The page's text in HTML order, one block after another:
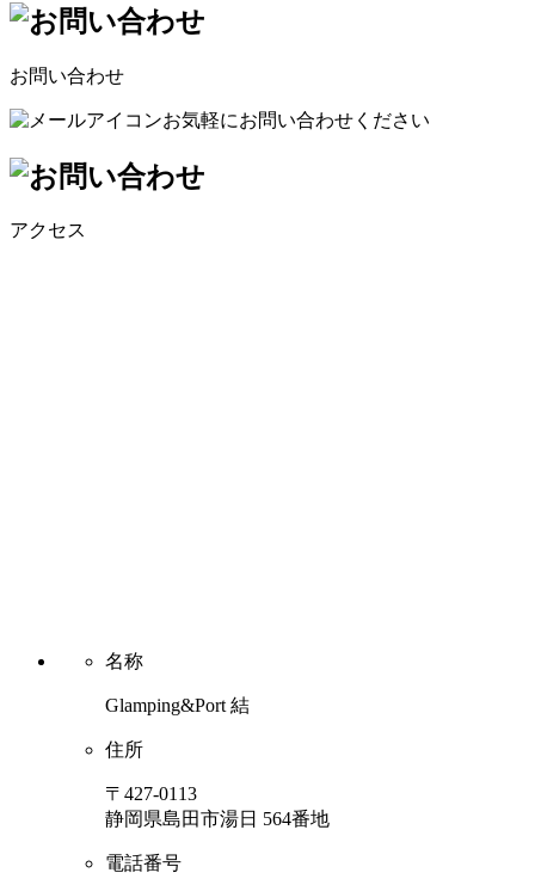
お問い合わせ
お気軽にお問い合わせください
アクセス
名称
Glamping&Port 結
住所
〒427-0113
静岡県島田市湯日 564番地
電話番号